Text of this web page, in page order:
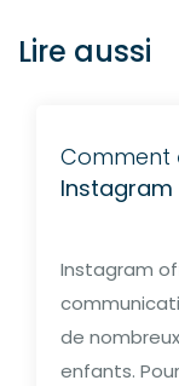
Lire aussi
Comment
Instagram
Instagram
de
enfants.